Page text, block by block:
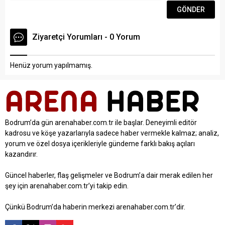
Ziyaretçi Yorumları - 0 Yorum
Henüz yorum yapılmamış.
Bodrum’da gün arenahaber.com.tr ile başlar. Deneyimli editör
kadrosu ve köşe yazarlarıyla sadece haber vermekle kalmaz; analiz,
yorum ve özel dosya içerikleriyle gündeme farklı bakış açıları
kazandırır.
Güncel haberler, flaş gelişmeler ve Bodrum’a dair merak edilen her
şey için arenahaber.com.tr’yi takip edin.
Çünkü Bodrum’da haberin merkezi arenahaber.com.tr’dir.